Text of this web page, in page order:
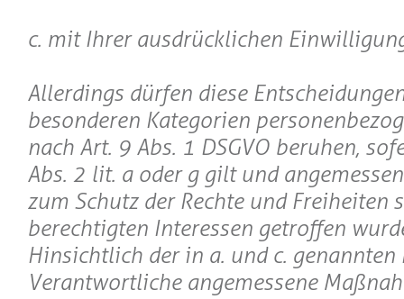
c. mit Ihrer ausdrücklichen
Allerdings dürfen diese
besonderen Kategorien
nach Art. 9 Abs. 1 DSGVO beruhen,
Abs. 2 lit. a oder g gilt und
zum Schutz der Rechte und Freiheiten
berechtigten Interessen getroffen
Hinsichtlich der in a. und c.
Verantwortliche angemessene